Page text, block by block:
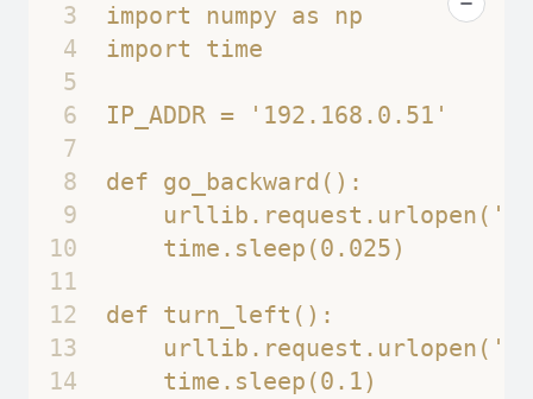
3
4
5
6
7
8
9
10
11
12
13
14
import numpy as np
import time
IP_ADDR = '192.168.0.51'
def go_backward():
    time.sleep(0.025)
def turn_left():
    time.sleep(0.1)